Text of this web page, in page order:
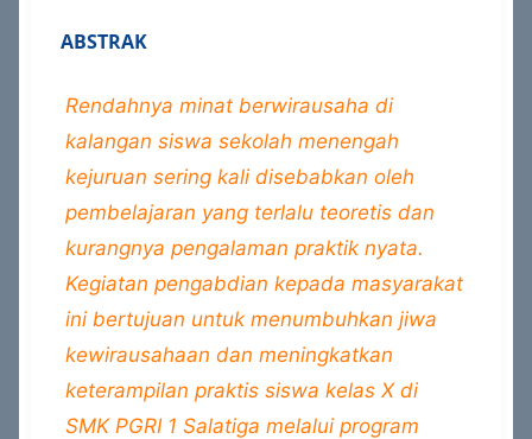
ABSTRAK
Rendahnya minat berwirausaha di
kalangan siswa sekolah menengah
kejuruan sering kali disebabkan oleh
pembelajaran yang terlalu teoretis dan
kurangnya pengalaman praktik nyata.
Kegiatan pengabdian kepada masyarakat
ini bertujuan untuk menumbuhkan jiwa
kewirausahaan dan meningkatkan
keterampilan praktis siswa kelas X di
SMK PGRI 1 Salatiga melalui program